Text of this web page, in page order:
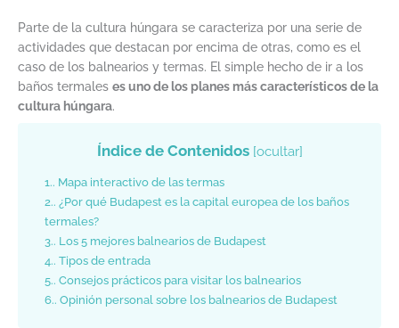
Parte de la cultura húngara se caracteriza por una serie de
actividades que destacan por encima de otras, como es el
caso de los balnearios y termas. El simple hecho de ir a los
baños termales es uno de los planes más característicos de la
cultura húngara.
Índice de Contenidos [ocultar]
1. Mapa interactivo de las termas
2. ¿Por qué Budapest es la capital europea de los baños
termales?
3. Los 5 mejores balnearios de Budapest
4. Tipos de entrada
5. Consejos prácticos para visitar los balnearios
6. Opinión personal sobre los balnearios de Budapest